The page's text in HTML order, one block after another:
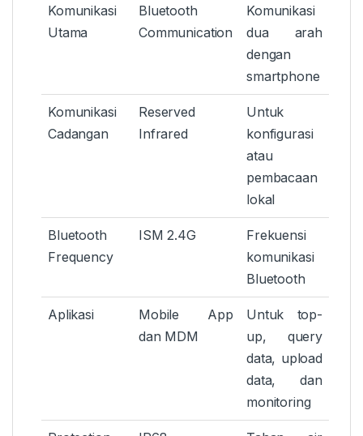
Komunikasi
Utama
Bluetooth
Communication
Komunikasi
dua arah
dengan
smartphone
Komunikasi
Cadangan
Reserved
Infrared
Untuk
konfigurasi
atau
pembacaan
lokal
Bluetooth
Frequency
ISM 2.4G
Frekuensi
komunikasi
Bluetooth
Aplikasi
Mobile App
dan MDM
Untuk top-
up, query
data, upload
data, dan
monitoring